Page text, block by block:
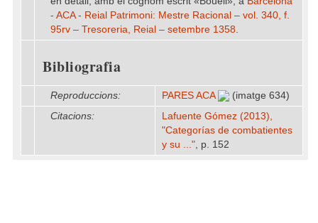
- ACA - Reial Patrimoni: Mestre Racional – vol. 340, f.
95rv – Tresoreria, Reial – setembre 1358.
Bibliografia
Reproduccions: PARES ACA
(imatge 634)
Citacions:
Lafuente Gómez (2013),
"Categorías de combatientes
y su ...", p. 152